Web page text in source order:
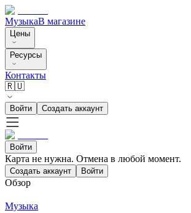
МузыкаВ магазине
Цены
Ресурсы
Контакты
🇷🇺
Войти Создать аккаунт
Войти
Карта не нужна. Отмена в любой момент.
Создать аккаунт Войти
Обзор
Музыка